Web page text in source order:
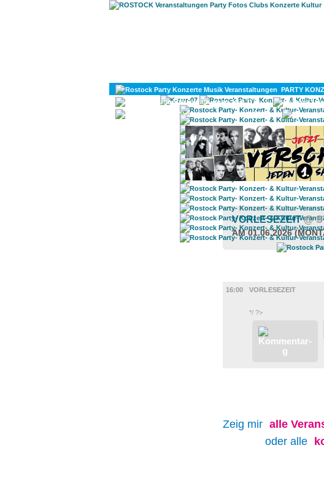
PARTY
KULTUR
DIVERSES
VORLESEZEIT@
AM 01.06.2026
16:00
VORLESEZEIT
*/ ?>
Zeig mir alle
oder alle